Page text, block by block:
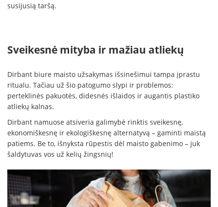
susijusią taršą.
Sveikesnė mityba ir mažiau atliekų
Dirbant biure maisto užsakymas išsinešimui tampa įprastu
ritualu. Tačiau už šio patogumo slypi ir problemos:
perteklinės pakuotės, didesnės išlaidos ir augantis plastiko
atliekų kalnas.
Dirbant namuose atsiveria galimybė rinktis sveikesnę,
ekonomiškesnę ir ekologiškesnę alternatyvą – gaminti maistą
patiems. Be to, išnyksta rūpestis dėl maisto gabenimo – juk
šaldytuvas vos už kelių žingsnių!